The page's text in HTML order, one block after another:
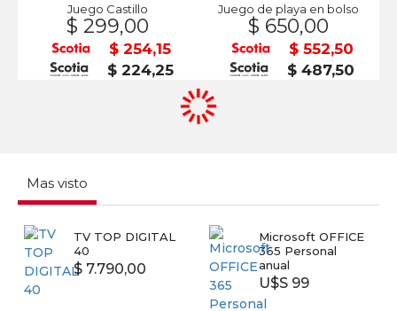
Juego Castillo
$ 299,00
$ 254,15
$ 224,25
Juego de playa en bolso
$ 650,00
$ 552,50
$ 487,50
Mas visto
TV TOP DIGITAL
40
$ 7.790,00
Microsoft OFFICE
365 Personal
anual
U$S 99